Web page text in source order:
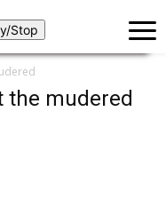
the mudered